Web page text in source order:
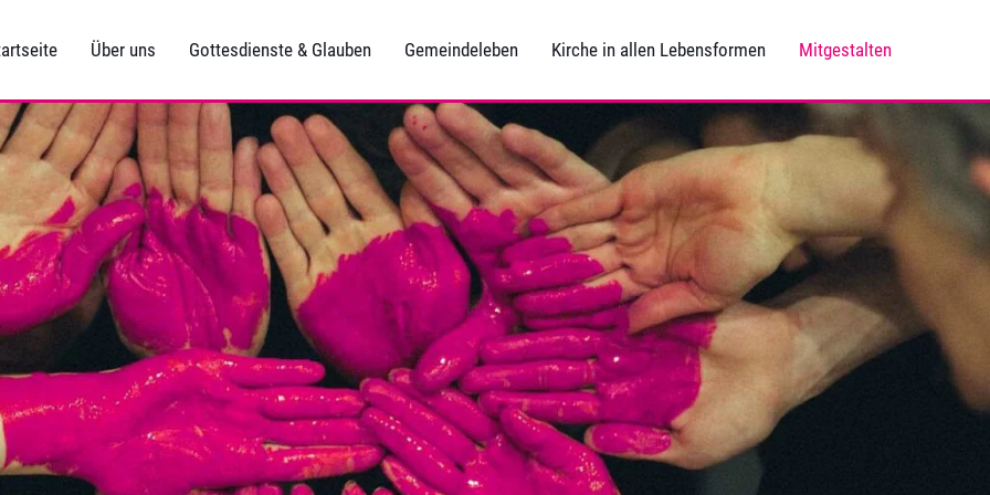
Über uns Gottesdienste & Glauben Gemeindeleben Kirche in allen Lebensformen Mitgestalten